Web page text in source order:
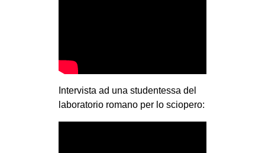
Intervista ad una studentessa del
laboratorio romano per lo sciopero: